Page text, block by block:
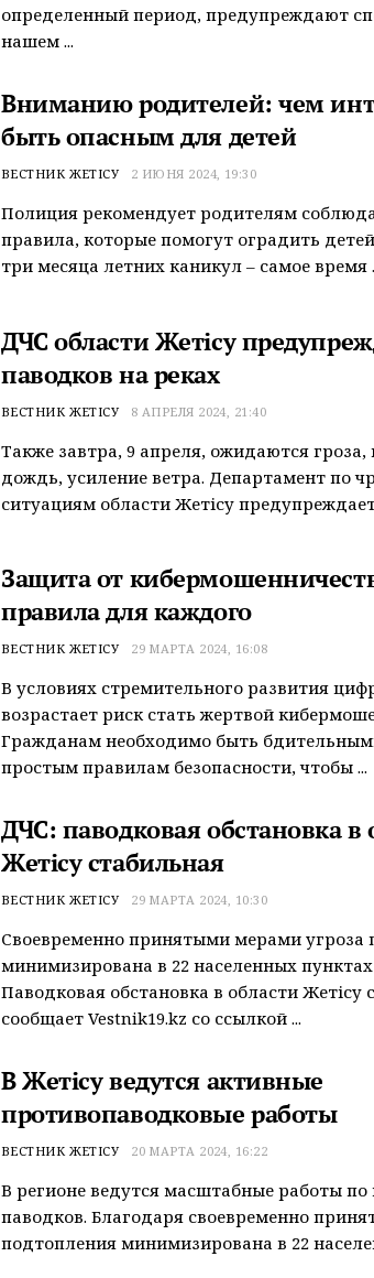
определенный период, предупреждают
нашем ...
Вниманию родителей: чем
быть опасным для детей
ВЕСТНИК ЖЕТІСУ 2 ИЮНЯ 2024, 19:30
Полиция рекомендует родителям
правила, которые помогут оградить
три месяца летних каникул – самое время
ДЧС области Жетісу
паводков на реках
ВЕСТНИК ЖЕТІСУ 8 АПРЕЛЯ 2024, 21:40
Также завтра, 9 апреля, ожидаются
дождь, усиление ветра. Департамент по
ситуациям области Жетісу предупреждает
Защита от
правила для каждого
ВЕСТНИК ЖЕТІСУ 29 МАРТА 2024, 16:08
В условиях стремительного развития
возрастает риск стать жертвой
Гражданам необходимо быть
простым правилам безопасности, чтобы ...
ДЧС: паводковая обстановка в
Жетісу стабильная
ВЕСТНИК ЖЕТІСУ 29 МАРТА 2024, 10:30
Своевременно принятыми мерами угроза
минимизирована в 22 населенных пунктах
Паводковая обстановка в области Жетісу
сообщает Vestnik19.kz со ссылкой ...
В Жетісу ведутся активные
противопаводковые работы
ВЕСТНИК ЖЕТІСУ 20 МАРТА 2024, 16:22
В регионе ведутся масштабные работы
паводков. Благодаря своевременно
подтопления минимизирована в 22